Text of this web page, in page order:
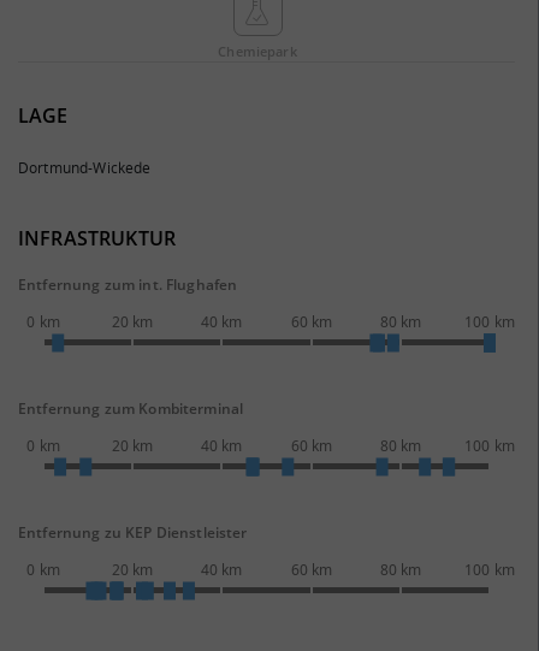
Chemie­park
LAGE
Dortmund-Wickede
INFRASTRUKTUR
Entfernung zum int. Flughafen
0 km
20 km 40 km 60 km 80 km 100 km
Entfernung zum Kombiterminal
0 km
20 km 40 km 60 km 80 km 100 km
Entfernung zu KEP Dienstleister
0 km
20 km 40 km 60 km 80 km 100 km